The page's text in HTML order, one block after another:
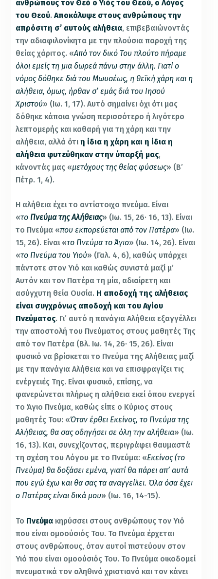
ανθρώπους τον Θεό ο Υιός του Θεού, ο Λόγος
του Θεού.Αποκάλυψε στους ανθρώπους την
απρόσιτη σ’ αυτούς αλήθεια, επιβεβαιώνοντάς
την αδιαφιλονίκητα με την πλούσια παροχή της
θείας χάριτος. «Από τον δικό Του πλούτο πήραμε
όλοι εμείς τη μια δωρεά πάνω στην άλλη. Γιατί ο
νόμος δόθηκε διά του Μωυσέως, η θεϊκή χάρη και η
αλήθεια, όμως, ήρθαν σ’ εμάς διά του Ιησού
Χριστού» (Ιω. 1, 17). Αυτό σημαίνει όχι ότι μας
δόθηκε κάποια γνώση περισσότερο ή λιγότερο
λεπτομερής και καθαρή για τη χάρη και την
αλήθεια, αλλά ότιη ίδια η χάρη και η ίδια η
αλήθεια φυτεύθηκαν στην ύπαρξή μας,
κάνοντάς μας «μετόχους της θείας φύσεως» (Β’
Πέτρ. 1, 4).
Η αλήθεια έχει το αντίστοιχο πνεύμα. Είναι
«το Πνεύμα της Αλήθειας» (Ιω. 15, 26· 16, 13). Είναι
το Πνεύμα «που εκπορεύεται από τον Πατέρα» (Ιω.
15, 26). Είναι «το Πνεύμα το Άγιο» (Ιω. 14, 26). Είναι
«το Πνεύμα του Υιού» (Γαλ. 4, 6), καθώς υπάρχει
πάντοτε στον Υιό και καθώς συνιστά μαζί μ’
Αυτόν και τον Πατέρα τη μία, αδιαίρετη και
ασύγχυτη θεία Ουσία. Η αποδοχή της αλήθειας
είναι συγχρόνως αποδοχή και του Αγίου
Πνεύματος. Γι’ αυτό η πανάγια Αλήθεια εξαγγέλλει
την αποστολή του Πνεύματος στους μαθητές Της
από τον Πατέρα (Βλ. Ιω. 14, 26· 15, 26). Είναι
φυσικό να βρίσκεται το Πνεύμα της Αλήθειας μαζί
με την πανάγια Αλήθεια και να επισφραγίζει τις
ενέργειές Της. Είναι φυσικό, επίσης, να
φανερώνεται πλήρως η αλήθεια εκεί όπου ενεργεί
το Άγιο Πνεύμα, καθώς είπε ο Κύριος στους
μαθητές Του: «Όταν έρθει Εκείνος, το Πνεύμα της
Αλήθειας, θα σας οδηγήσει σε όλη την αλήθεια» (Ιω.
16, 13). Και, συνεχίζοντας, περιγράφει θαυμαστά
τη σχέση του Λόγου με το Πνεύμα: «Εκείνος (το
Πνεύμα) θα δοξάσει εμένα, γιατί θα πάρει απ’ αυτά
που εγώ έχω και θα σας τα αναγγείλει. Όλα όσα έχει
ο Πατέρας είναι δικά μου» (Ιω. 16, 14-15).
Το Πνεύμα κηρύσσει στους ανθρώπους τον Υιό
που είναι ομοούσιός Του. Το Πνεύμα έρχεται
στους ανθρώπους, όταν αυτοί πιστεύουν στον
Υιό που είναι ομοούσιός Του. Το Πνεύμα οικοδομεί
πνευματικά τον αληθινό χριστιανό και τον κάνει